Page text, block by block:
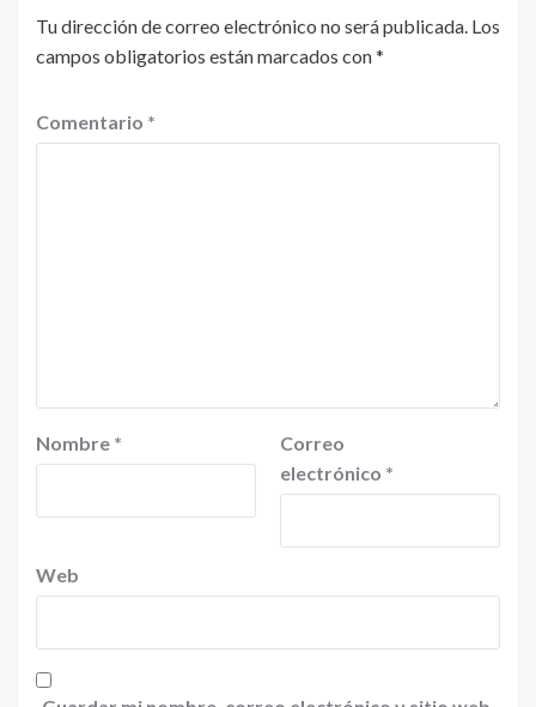
Tu dirección de correo electrónico no será publicada. Los
campos obligatorios están marcados con*
Comentario *
Nombre *
Correo
electrónico *
Web